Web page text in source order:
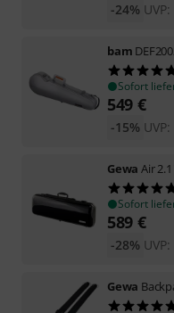
UVP:
-24%
bam
Sofort
549 €
UVP:
-15%
Gewa Air
Sofort
589 €
UVP:
-28%
Gewa